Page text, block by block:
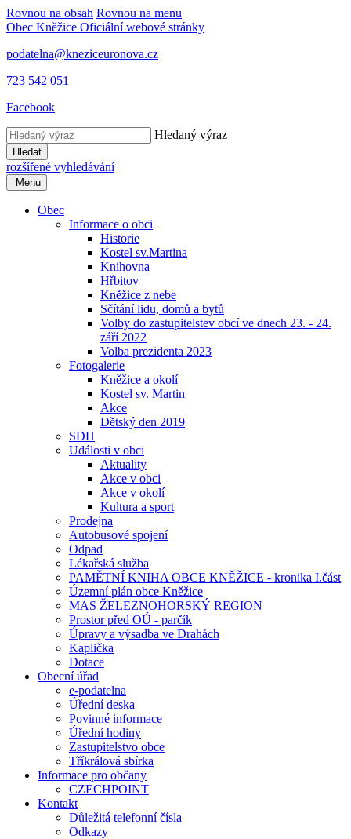
Rovnou na obsah Rovnou na menu
Obec Kněžice Oficiální webové stránky
podatelna@kneziceuronova.cz
723 542 051
Facebook
Hledaný výraz
Hledat
rozšířené vyhledávání
Menu
Obec
Informace o obci
Historie
Kostel sv.Martina
Knihovna
Hřbitov
Kněžice z nebe
Sčítání lidu, domů a bytů
Volby do zastupitelstev obcí ve dnech 23. - 24.
září 2022
Volba prezidenta 2023
Fotogalerie
Kněžice a okolí
Kostel sv. Martin
Akce
Dětský den 2019
SDH
Události v obci
Aktuality
Akce v obci
Akce v okolí
Kultura a sport
Prodejna
Autobusové spojení
Odpad
Lékařská služba
PAMĚTNÍ KNIHA OBCE KNĚŽICE - kronika I.část
Územní plán obce Kněžice
MAS ŽELEZNOHORSKÝ REGION
Prostor před OÚ - parčík
Úpravy a výsadba ve Drahách
Kaplička
Dotace
Obecní úřad
e-podatelna
Úřední deska
Povinné informace
Úřední hodiny
Zastupitelstvo obce
Tříkrálová sbírka
Informace pro občany
CZECHPOINT
Kontakt
Důležitá telefonní čísla
Odkazy